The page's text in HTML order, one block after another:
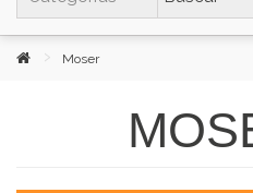
Moser